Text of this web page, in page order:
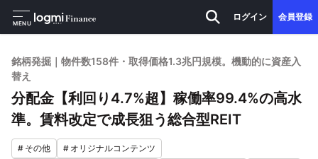
MENU
ログイン 会員登録
銘柄発掘｜物件数158件・取得価格1.3兆円規模。機動的に資産入
替え
分配金【利回り4.7%超】稼働率99.4%の高水
準。賃料改定で成長狙う総合型REIT
# その他 # オリジナルコンテンツ